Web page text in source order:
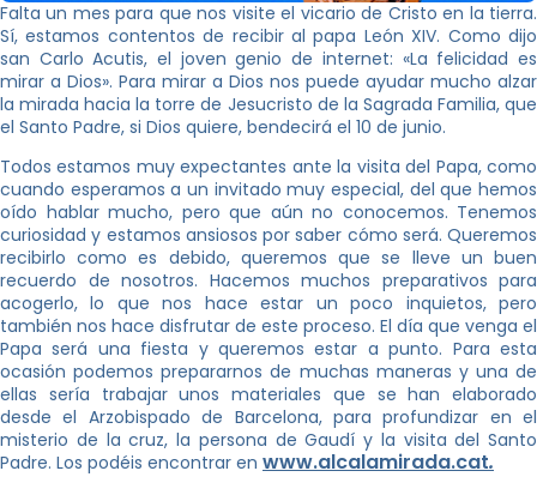
Falta un mes para que nos visite el vicario de Cristo en la tierra.
Sí, estamos contentos de recibir al papa León XIV. Como dijo
san Carlo Acutis, el joven genio de internet: «La felicidad es
mirar a Dios». Para mirar a Dios nos puede ayudar mucho alzar
la mirada hacia la torre de Jesucristo de la Sagrada Familia, que
el Santo Padre, si Dios quiere, bendecirá el 10 de junio.
Todos estamos muy expectantes ante la visita del Papa, como
cuando esperamos a un invitado muy especial, del que hemos
oído hablar mucho, pero que aún no conocemos. Tenemos
curiosidad y estamos ansiosos por saber cómo será. Queremos
recibirlo como es debido, queremos que se lleve un buen
recuerdo de nosotros. Hacemos muchos preparativos para
acogerlo, lo que nos hace estar un poco inquietos, pero
también nos hace disfrutar de este proceso. El día que venga el
Papa será una fiesta y queremos estar a punto. Para esta
ocasión podemos prepararnos de muchas maneras y una de
ellas sería trabajar unos materiales que se han elaborado
desde el Arzobispado de Barcelona, para profundizar en el
misterio de la cruz, la persona de Gaudí y la visita del Santo
Padre. Los podéis encontrar en www.alcalamirada.cat.